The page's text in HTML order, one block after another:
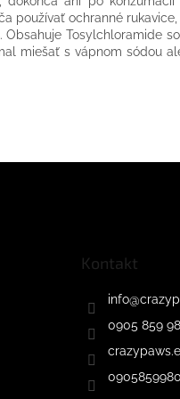
používať ochranné
Tosylchloramide
miešať s vápnom sódou
Kontakt
info@
0905 859
0905859980